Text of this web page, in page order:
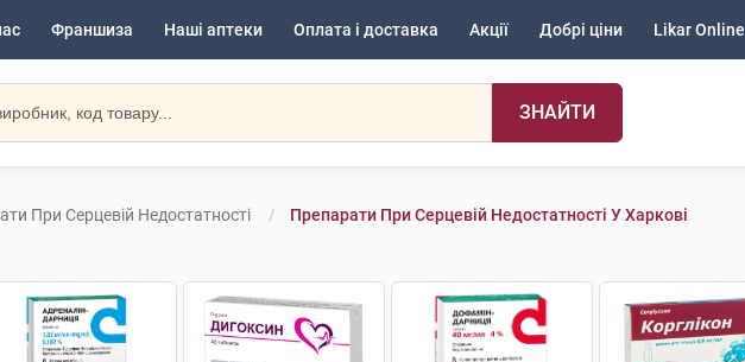
Франшиза Наші аптеки Оплата і доставка Акції Добрі ціни Likar Online
ЗНАЙТИ
При Серцевій Недостатності Препарати При Серцевій Недостатності У Харкові